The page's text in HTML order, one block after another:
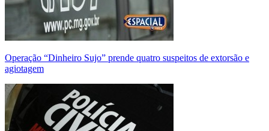
Operação “Dinheiro Sujo” prende quatro suspeitos de extorsão e
agiotagem